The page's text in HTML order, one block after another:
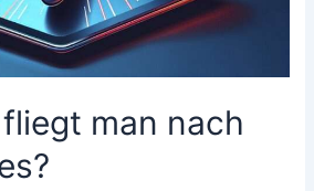
man nach